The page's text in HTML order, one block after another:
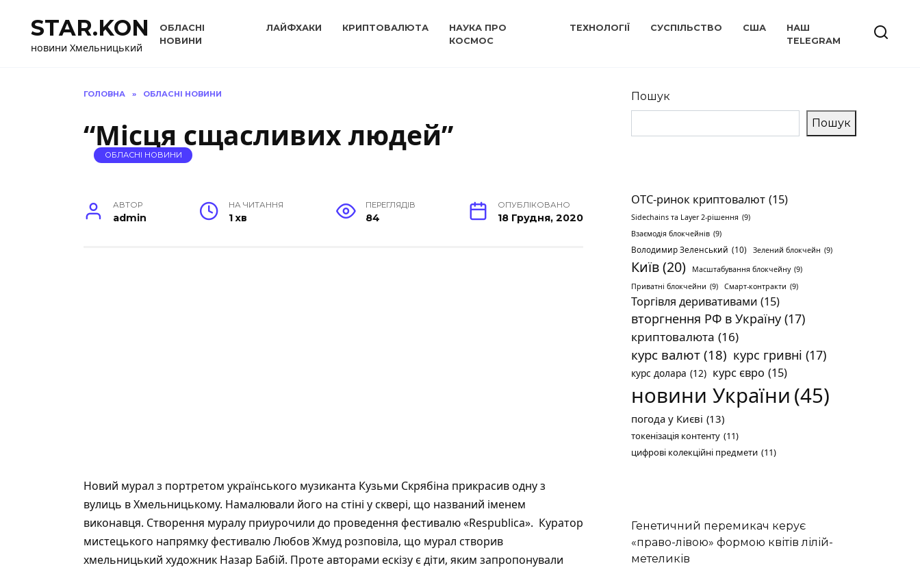
вмістуSTAR.KON
новини Хмельницький
ОБЛАСНІ
НОВИНИ
ЛАЙФХАКИ КРИПТОВАЛЮТА
НАУКА ПРО
КОСМОС
ТЕХНОЛОГІЇ СУСПІЛЬСТВО США
НАШ
TELEGRAM
ГОЛОВНА » ОБЛАСНІ НОВИНИ
“Місця сщасливих людей”
ОБЛАСНІ НОВИНИ
АВТОР
admin
НА ЧИТАННЯ
1 хв
ПЕРЕГЛЯДІВ
84
ОПУБЛІКОВАНО
18 Грудня, 2020
Новий мурал з портретом українського музиканта Кузьми Скрябіна прикрасив одну з
вулиць в Хмельницькому. Намалювали його на стіні у сквері, що названий іменем
виконавця. Створення муралу приурочили до проведення фестивалю «Respublica». Куратор
мистецького напрямку фестивалю Любов Жмуд розповіла, що мурал створив
хмельницький художник Назар Бабій. Проте авторами ескізу є діти, яким запропонували
Пошук
Пошук
OTC-ринок криптовалют (15)
Sidechains та Layer 2-рішення (9)
Взаємодія блокчейнів (9)
Володимир Зеленський (10) Зелений блокчейн (9)
Київ(20) Масштабування блокчейну (9)
Приватні блокчейни (9) Смарт-контракти (9)
Торгівля деривативами (15)
вторгнення РФ в Україну (17)
криптовалюта (16)
курс валют (18) курс гривні (17)
курс долара (12) курс євро (15)
новини України (45)
погода у Києві (13)
токенізація контенту (11)
цифрові колекційні предмети (11)
Генетичний перемикач керує
«право-лівою» формою квітів лілій-
метеликів